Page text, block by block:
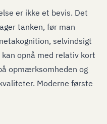
er ikke et bevis. Det
tanken, før man
selvindsigt
opnå med relativ kort
opmærksomheden og
Moderne første